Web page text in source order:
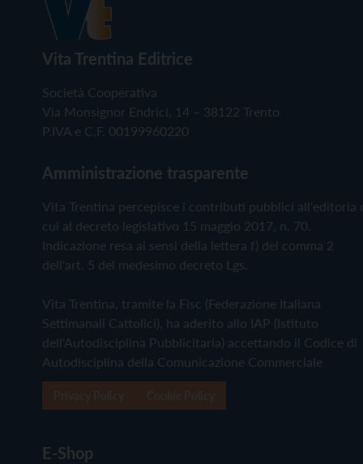
Vita Trentina Editrice
Società Cooperativa
Via Monsignor Endrici, 14 – 38122 Trento
P.IVA e C.F. 00199960220
Amministrazione trasparente
Vita Trentina percepisce i contributi pubblici all'editoria
cui al decreto legislativo 15 maggio 2017, n. 70.
Indicazione resa ai sensi della lettera f) del comma 2
dell'art. 5 del medesimo decreto Lgs.
Vita Trentina, tramite la Fisc (Federazione Italiana
Settimanali Cattolici), ha aderito allo IAP (Istituto
dell'Autodisciplina Pubblicitaria) accettando il Codice di
Autodisciplina della Comunicazione Commerciale
E-Shop